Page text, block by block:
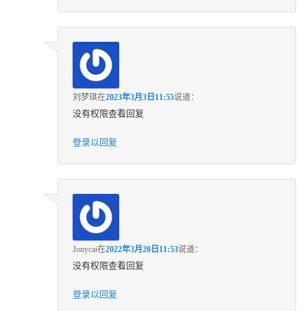
刘梦琪在2023年3月3日11:55说道：
没有权限查看回复
登录以回复
Jonycai在2022年3月20日11:53说道：
没有权限查看回复
登录以回复